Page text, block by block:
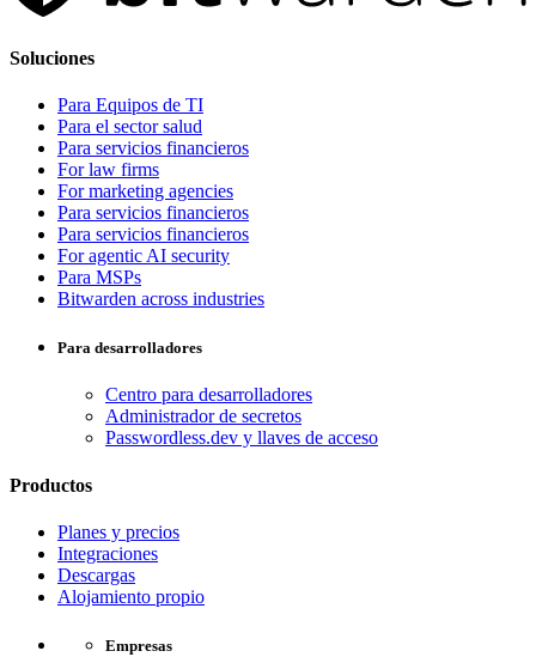
Soluciones
Para Equipos de TI
Para el sector salud
Para servicios financieros
For law firms
For marketing agencies
Para servicios financieros
Para servicios financieros
For agentic AI security
Para MSPs
Bitwarden across industries
Para desarrolladores
Centro para desarrolladores
Administrador de secretos
Passwordless.dev y llaves de acceso
Productos
Planes y precios
Integraciones
Descargas
Alojamiento propio
Empresas